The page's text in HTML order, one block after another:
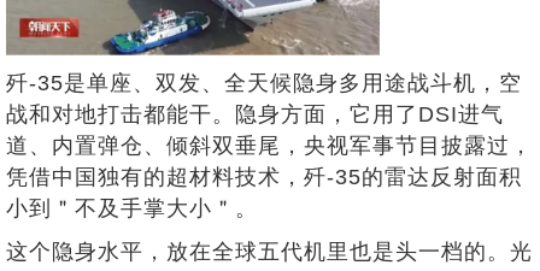
歼-35是单座、双发、全天候隐身多用途战斗机，空
战和对地打击都能干。隐身方面，它用了DSI进气
道、内置弹仓、倾斜双垂尾，央视军事节目披露过，
凭借中国独有的超材料技术，歼-35的雷达反射面积
小到＂不及手掌大小＂。
这个隐身水平，放在全球五代机里也是头一档的。光